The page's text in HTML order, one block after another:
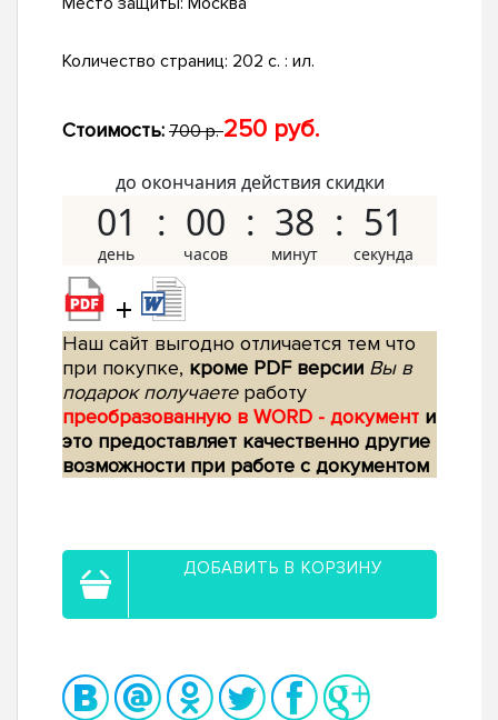
Количество страниц: 202 с. : ил.
Стоимость: 700 р.250 руб.
до окончания действия скидки
01 00 38 50
+
Наш сайт выгодно отличается тем что
при покупке, кроме PDF версии Вы в
подарок получаетеработу
преобразованную в WORD - документ и
это предоставляет качественно другие
возможности при работе с документом
ДОБАВИТЬ В КОРЗИНУ